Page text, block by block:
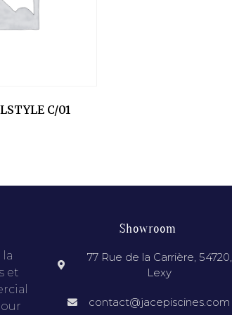
C/01
la
et
Showroom
77 Rue de la Carrière, 54720,
Lexy
contact@jacepiscines.com